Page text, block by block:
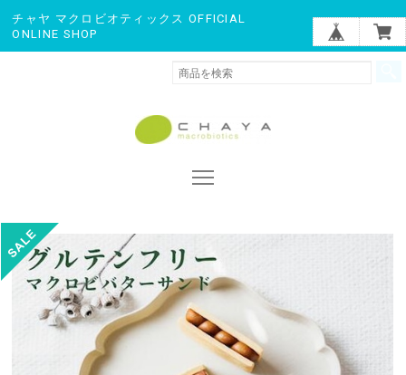
チャヤ マクロビオティックス OFFICIAL
ONLINE SHOP